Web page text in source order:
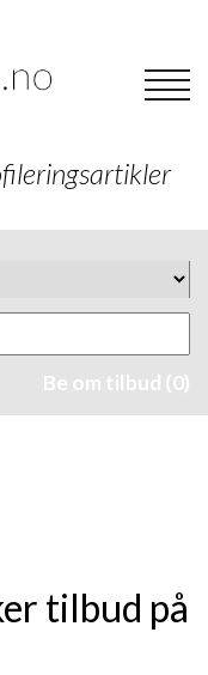
Be om tilbud (0)
tilbud på